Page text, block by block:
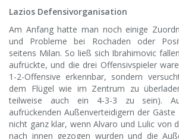
Lazios Defensivorganisation
Am Anfang hatte man noch einige
und Probleme bei Rochaden oder
seitens Milan. So ließ sich Ibrahimovic
aufrückte, und die drei Offensivspieler
1-2-Offensive erkennbar, sondern
dem Flügel wie im Zentrum zu
teilweise auch ein 4-3-3 zu sein).
aufrückenden Außenverteidigern der
nicht ganz klar, wenn Alvaro und Lulic von
nach innen gezogen wurden und die